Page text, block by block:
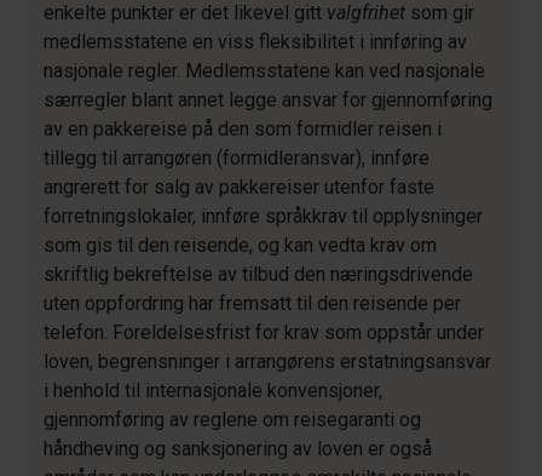
enkelte punkter er det likevel gitt valgfrihet som gir
medlemsstatene en viss fleksibilitet i innføring av
nasjonale regler. Medlemsstatene kan ved nasjonale
særregler blant annet legge ansvar for gjennomføring
av en pakkereise på den som formidler reisen i
tillegg til arrangøren (formidleransvar), innføre
angrerett for salg av pakkereiser utenfor faste
forretningslokaler, innføre språkkrav til opplysninger
som gis til den reisende, og kan vedta krav om
skriftlig bekreftelse av tilbud den næringsdrivende
uten oppfordring har fremsatt til den reisende per
telefon. Foreldelsesfrist for krav som oppstår under
loven, begrensninger i arrangørens erstatningsansvar
i henhold til internasjonale konvensjoner,
gjennomføring av reglene om reisegaranti og
håndheving og sanksjonering av loven er også